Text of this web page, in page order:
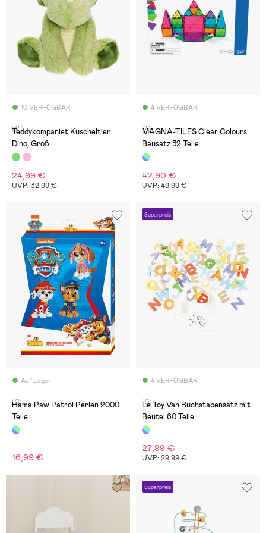
10 VERFÜGBAR
(14)
Teddykompaniet Kuscheltier
Dino, Groß
24,99 €
UVP: 32,99 €
4 VERFÜGBAR
(4)
MAGNA-TILES Clear Colours
Bausatz 32 Teile
42,90 €
UVP: 49,99 €
Auf Lager
(0)
Hama Paw Patrol Perlen 2000
Teile
16,99 €
Superpreis
4 VERFÜGBAR
(0)
Le Toy Van Buchstabensatz mit
Beutel 60 Teile
27,99 €
UVP: 29,99 €
Superpreis